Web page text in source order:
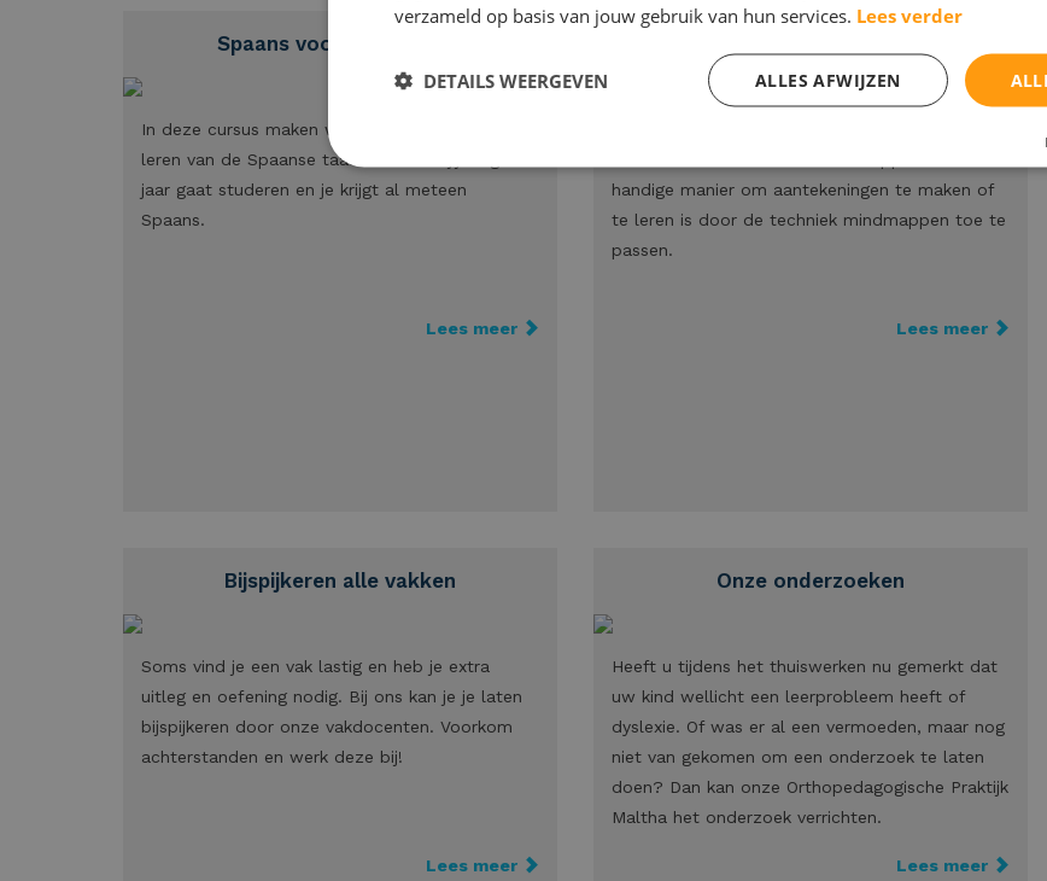
Spaans voor de vakantie
In deze cursus maken we een begin met het
leren van de Spaanse taal. Ideaal als jij volgend
jaar gaat studeren en je krijgt al meteen
Spaans.
Lees meer
handige manier om aantekeningen te maken of
te leren is door de techniek mindmappen toe te
passen.
Lees meer
Bijspijkeren alle vakken
Soms vind je een vak lastig en heb je extra
uitleg en oefening nodig. Bij ons kan je je laten
bijspijkeren door onze vakdocenten. Voorkom
achterstanden en werk deze bij!
Lees meer
Onze onderzoeken
Heeft u tijdens het thuiswerken nu gemerkt dat
uw kind wellicht een leerprobleem heeft of
dyslexie. Of was er al een vermoeden, maar nog
niet van gekomen om een onderzoek te laten
doen? Dan kan onze Orthopedagogische Praktijk
Maltha het onderzoek verrichten.
Lees meer
verzameld op basis van jouw gebruik van hun services. Lees verder
ALLES AFWIJZEN
DETAILS WEERGEVEN